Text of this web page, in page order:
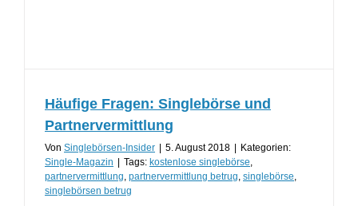
Häufige Fragen: Singlebörse und
Partnervermittlung
Von Singlebörsen-Insider 5. August 2018
Kategorien:
Single-Magazin
Tags: kostenlose singlebörse,
partnervermittlung, partnervermittlung betrug, singlebörse,
singlebörsen betrug